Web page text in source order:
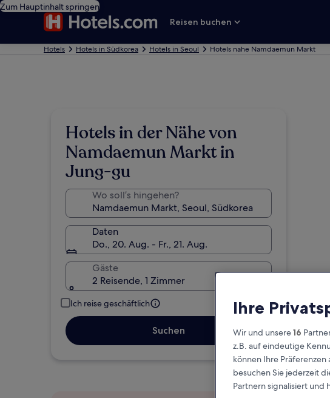
Zum Hauptinhalt springen
Reisen buchen
Hotels Hotels in Südkorea Hotels in Seoul Hotels nahe Namdaemun Markt
Hotels in der Nähe von
Namdaemun Markt in
Jung-gu
Wo soll’s hingehen?
Daten
Do., 20. Aug. - Fr., 21. Aug.
Gäste
2 Reisende, 1 Zimmer
Ich reise geschäftlich
Suchen
Ihre
Wir und unsere16
z.B. auf eindeutige
können Ihre
besuchen Sie jederzeit
Partnern signalisiert und